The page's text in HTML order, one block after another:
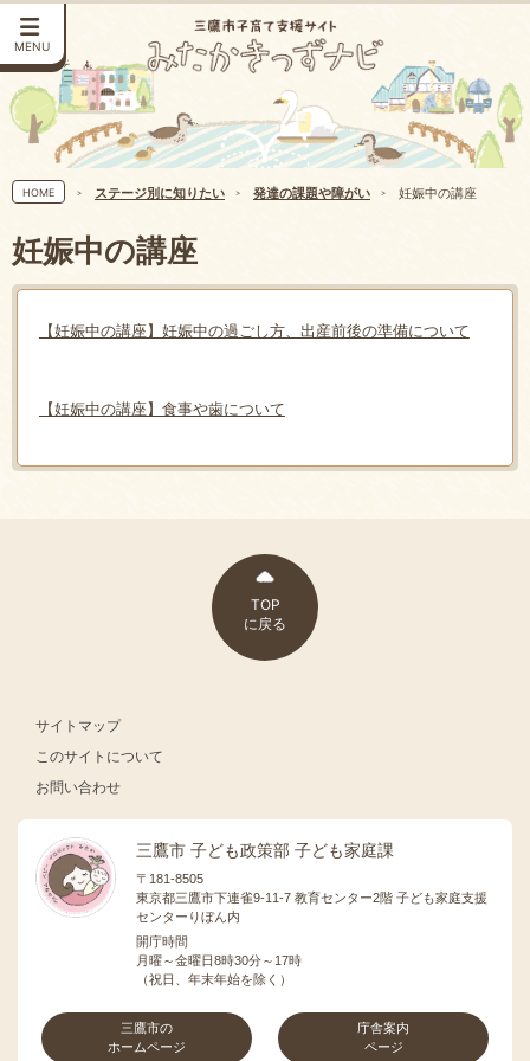
MENU
HOME ステージ別に知りたい 発達の課題や障がい 妊娠中の講座
妊娠中の講座
【妊娠中の講座】妊娠中の過ごし方、出産前後の準備について
【妊娠中の講座】食事や歯について
TOP
に戻る
サイトマップ
このサイトについて
お問い合わせ
三鷹市 子ども政策部 子ども家庭課
〒181-8505
東京都三鷹市下連雀9-11-7 教育センター2階 子ども家庭支援
センターりぼん内
開庁時間
月曜～金曜日8時30分～17時
（祝日、年末年始を除く）
三鷹市の
ホームページ
庁舎案内
ページ